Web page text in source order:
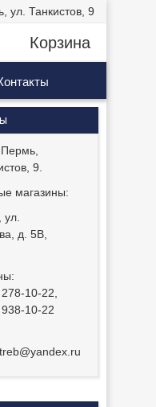
ул. Танкистов, 9
Корзина
9.
магазины:
ул.
д. 5В,
10-22
10-22